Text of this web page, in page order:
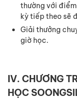
thường với
kỳ tiếp theo sẽ
Giải thưởng
giờ học.
IV. CHƯƠNG
HỌC